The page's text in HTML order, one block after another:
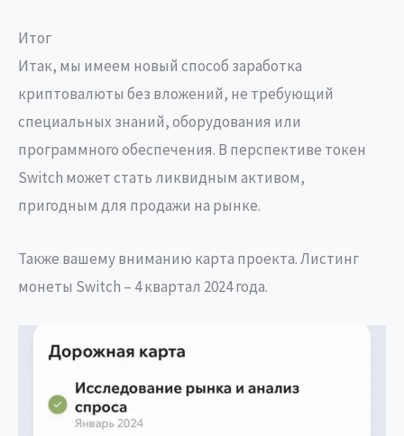
Итог
Итак, мы имеем новый способ заработка
криптовалюты без вложений, не требующий
специальных знаний, оборудования или
программного обеспечения. В перспективе токен
Switch может стать ликвидным активом,
пригодным для продажи на рынке.
Также вашему вниманию карта проекта. Листинг
монеты Switch – 4 квартал 2024 года.